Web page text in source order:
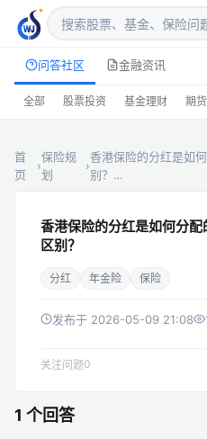
问答社区 金融资讯
全部 股票投资 基金理财 期货
首
页
›
保险规
划
›
香港保险的分红是如
别？…
香港保险的分红是如何分
区别？
分红 年金险 保险
发布于 2026-05-09 21:08
关注问题0
1 个回答